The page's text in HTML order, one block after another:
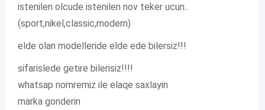
istenilen olcude istenilen nov teker ucun..
(sport,nikel,classic,modern)
elde olan modelleride elde ede bilersiz!!!
sifarislede getire bilerisiz!!!!
whatsap nomremiz ile elaqe saxlayin
marka gonderin